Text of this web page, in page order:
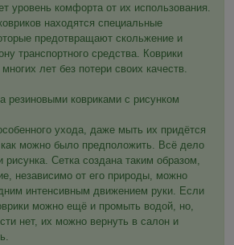
уровень комфорта от их использования.
находятся специальные
предотвращают скольжение и
транспортного средства. Коврики
лет без потери своих качеств.
резиновыми ковриками с рисунком
ухода, даже мыть их придётся
как можно было предположить. Всё дело
рисунка. Сетка создана таким образом,
независимо от его природы, можно
интенсивным движением руки. Если
можно ещё и промыть водой, но,
нет, их можно вернуть в салон и